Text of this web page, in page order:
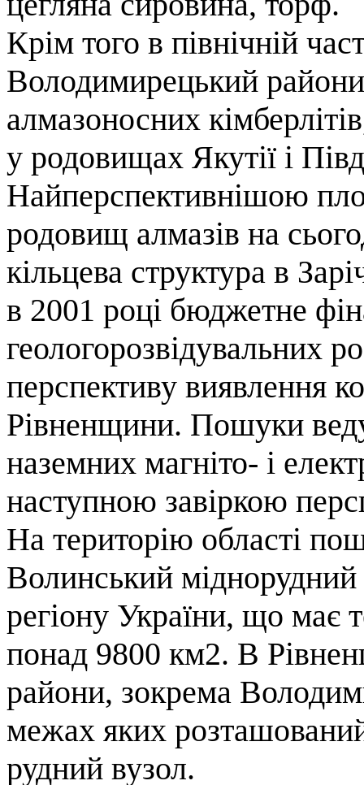
Крім того в північній
Володимирецький
алмазоносних
у родовищах Якутії і
Найперспективнішою
родовищ алмазів на
кільцева структура в
в 2001 році бюджетне
геологорозвідувальних
перспективу виявлення
Рівненщини. Пошуки
наземних магніто- і
наступною завіркою
На територію області
Волинський міднорудний
регіону України, що має
понад 9800 км2. В
райони, зокрема
межах яких
рудний вузол.